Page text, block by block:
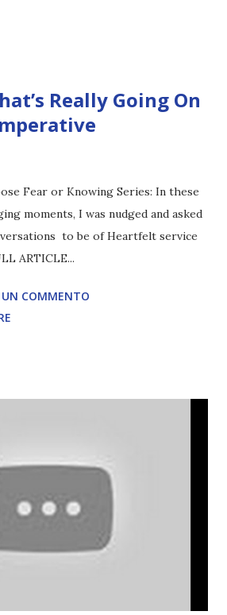
Really Going On
Fear or Knowing Series: In these
moments, I was nudged and asked
to be of Heartfelt service
ARTICLE...
UN COMMENTO